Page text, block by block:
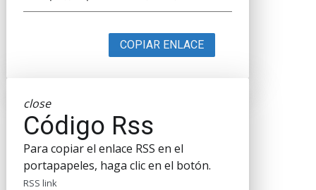
COPIAR ENLACE
close
Código Rss
Para copiar el enlace RSS en el
portapapeles, haga clic en el botón.
RSS link